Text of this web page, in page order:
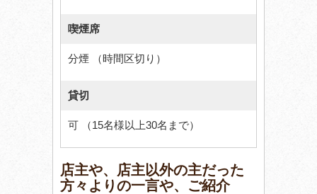
喫煙席
分煙 （時間区切り）
貸切
可 （15名様以上30名まで）
店主や、店主以外の主だった
方々よりの一言や、ご紹介